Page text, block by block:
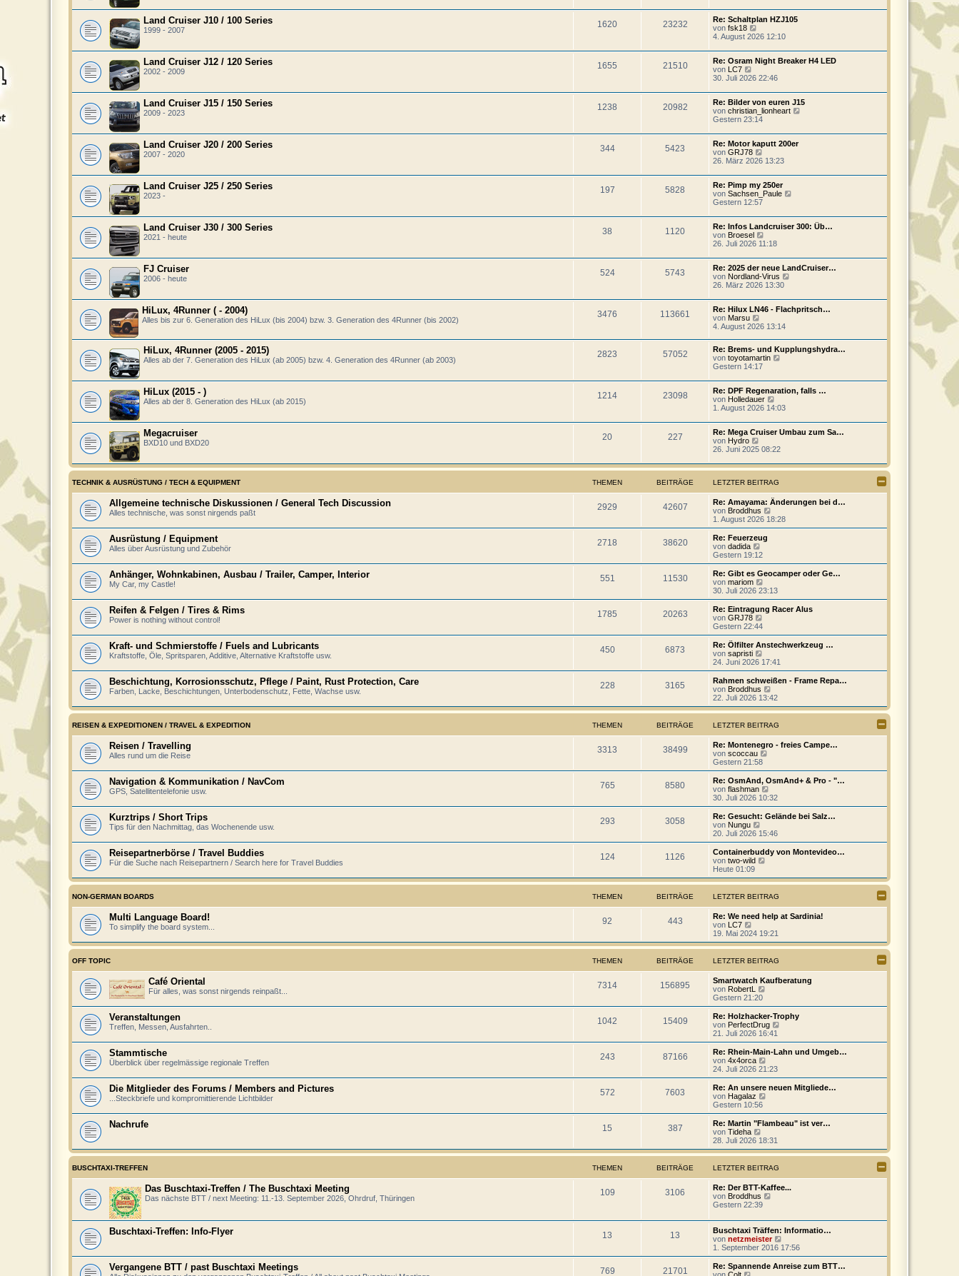
g
B
e
g
e
s
t
e
B
e
t
g
Land Cruiser J10 / 100 Series
1999 - 2007
1620 23232
Re: Schaltplan HZJ105
von fsk18
e
e
s
e
B
e
i
t
g
4. August 2026 12:10
Land Cruiser J12 / 120 Series
2002 - 2009
1655 21510
Re: Osram Night Breaker H4 LED
von LC7
e
e
s
t
e
B
e
i
t
g
30. Juli 2026 22:46
Land Cruiser J15 / 150 Series
2009 - 2023
1238 20982
Re: Bilder von euren J15
von christian_lionheart
e
B
g
Gestern 23:14
Land Cruiser J20 / 200 Series
2007 - 2020
344 5423
Re: Motor kaputt 200er
von GRJ78
e
e
s
t
B
e
i
t
g
26. März 2026 13:23
Land Cruiser J25 / 250 Series
2023 -
197 5828
Re: Pimp my 250er
von Sachsen_Paule
e
s
B
e
g
Gestern 12:57
Land Cruiser J30 / 300 Series
2021 - heute
38 1120
Re: Infos Landcruiser 300: Üb…
von Broesel
e
e
s
t
e
B
e
g
26. Juli 2026 11:18
FJ Cruiser
2006 - heute
524 5743
Re: 2025 der neue LandCruiser…
von Nordland-Virus
e
s
e
g
26. März 2026 13:30
HiLux, 4Runner ( - 2004)
Alles bis zur 6. Generation des HiLux (bis 2004) bzw. 3. Generation des 4Runner (bis 2002)
3476 113661
Re: Hilux LN46 - Flachpritsch…
von Marsu
e
e
s
t
e
e
i
t
a
g
4. August 2026 13:14
HiLux, 4Runner (2005 - 2015)
Alles ab der 7. Generation des HiLux (ab 2005) bzw. 4. Generation des 4Runner (ab 2003)
2823 57052
Re: Brems- und Kupplungshydra…
von toyotamartin
e
s
e
B
e
a
Gestern 14:17
HiLux (2015 - )
Alles ab der 8. Generation des HiLux (ab 2015)
1214 23098
Re: DPF Regenaration, falls …
von Holledauer
e
e
s
e
B
i
t
r
g
1. August 2026 14:03
Megacruiser
BXD10 und BXD20
20 227
Re: Mega Cruiser Umbau zum Sa…
von Hydro
e
e
t
e
r
B
e
r
a
g
26. Juni 2025 08:22
TECHNIK & AUSRÜSTUNG / TECH & EQUIPMENT THEMEN BEITRÄGE LETZTER BEITRAG
Allgemeine technische Diskussionen / General Tech Discussion
Alles technische, was sonst nirgends paßt
2929 42607
Re: Amayama: Änderungen bei d…
von Broddhus
e
u
B
e
i
r
1. August 2026 18:28
Ausrüstung / Equipment
Alles über Ausrüstung und Zubehör
2718 38620
Re: Feuerzeug
von dadida
e
u
e
s
t
B
e
i
r
a
g
Gestern 19:12
Anhänger, Wohnkabinen, Ausbau / Trailer, Camper, Interior
My Car, my Castle!
551 11530
Re: Gibt es Geocamper oder Ge…
von mariom
e
u
e
s
B
e
i
r
a
g
30. Juli 2026 23:13
Reifen & Felgen / Tires & Rims
Power is nothing without control!
1785 20263
Re: Eintragung Racer Alus
von GRJ78
u
e
t
B
e
i
t
a
g
Gestern 22:44
Kraft- und Schmierstoffe / Fuels and Lubricants
Kraftstoffe, Öle, Spritsparen, Additive, Alternative Kraftstoffe usw.
450 6873
Re: Ölfilter Anstechwerkzeug …
von sapristi
e
u
e
s
t
r
B
e
i
t
r
g
24. Juni 2026 17:41
Beschichtung, Korrosionsschutz, Pflege / Paint, Rust Protection, Care
Farben, Lacke, Beschichtungen, Unterbodenschutz, Fette, Wachse usw.
228 3165
Rahmen schweißen - Frame Repa…
von Broddhus
e
u
e
s
r
i
t
a
g
22. Juli 2026 13:42
REISEN & EXPEDITIONEN / TRAVEL & EXPEDITION THEMEN BEITRÄGE LETZTER BEITRAG
Reisen / Travelling
Alles rund um die Reise
3313 38499
Re: Montenegro - freies Campe…
von scoccau
u
e
s
t
r
B
e
i
r
Gestern 21:58
Navigation & Kommunikation / NavCom
GPS, Satellitentelefonie usw.
765 8580
Re: OsmAnd, OsmAnd+ & Pro - "…
von flashman
e
u
e
t
B
t
a
g
30. Juli 2026 10:32
Kurztrips / Short Trips
Tips für den Nachmittag, das Wochenende usw.
293 3058
Re: Gesucht: Gelände bei Salz…
von Nungu
e
u
e
s
t
r
B
e
i
t
a
g
20. Juli 2026 15:46
Reisepartnerbörse / Travel Buddies
Für die Suche nach Reisepartnern / Search here for Travel Buddies
124 1126
Containerbuddy von Montevideo…
von two-wild
u
e
s
r
e
i
r
a
g
Heute 01:09
NON-GERMAN BOARDS THEMEN BEITRÄGE LETZTER BEITRAG
Multi Language Board!
To simplify the board system...
92 443
Re: We need help at Sardinia!
von LC7
e
u
e
s
r
B
e
i
t
r
a
g
19. Mai 2024 19:21
OFF TOPIC THEMEN BEITRÄGE LETZTER BEITRAG
Café Oriental
Für alles, was sonst nirgends reinpaßt...
7314 156895
Smartwatch Kaufberatung
von RobertL
u
e
s
t
B
e
i
r
Gestern 21:20
Veranstaltungen
Treffen, Messen, Ausfahrten..
1042 15409
Re: Holzhacker-Trophy
von PerfectDrug
u
e
B
r
21. Juli 2026 16:41
Stammtische
Überblick über regelmässige regionale Treffen
243 87166
Re: Rhein-Main-Lahn und Umgeb…
von 4x4orca
e
u
e
B
e
i
t
a
g
24. Juli 2026 21:23
Die Mitglieder des Forums / Members and Pictures
...Steckbriefe und kompromittierende Lichtbilder
572 7603
Re: An unsere neuen Mitgliede…
von Hagalaz
u
e
t
r
B
e
i
t
r
Gestern 10:56
Nachrufe 15 387
Re: Martin "Flambeau" ist ver…
von Tideha
e
u
e
s
r
B
e
r
a
g
28. Juli 2026 18:31
BUSCHTAXI-TREFFEN THEMEN BEITRÄGE LETZTER BEITRAG
Das Buschtaxi-Treffen / The Buschtaxi Meeting
Das nächste BTT / next Meeting: 11.-13. September 2026, Ohrdruf, Thüringen
109 3106
Re: Der BTT-Kaffee...
von Broddhus
e
s
t
e
r
B
Gestern 22:39
Buschtaxi-Treffen: Info-Flyer 13 13
Buschtaxi Träffen: Informatio…
von netzmeister
e
u
e
1. September 2016 17:56
Vergangene BTT / past Buschtaxi Meetings 769 21701
Re: Spannende Anreise zum BTT…